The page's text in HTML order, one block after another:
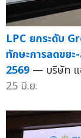
LPC ยกระดับ
ทักษะการลดขย
2569 — บริษัท แ
25 มิ.ย.